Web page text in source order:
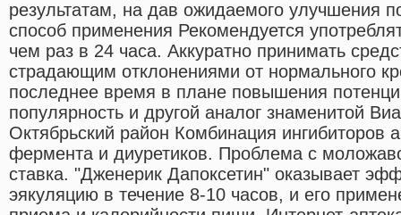
результатам, на дав ожидаемого улучшения
способ применения Рекомендуется
чем раз в 24 часа. Аккуратно принимать
страдающим отклонениями от нормального
последнее время в плане повышения
популярность и другой аналог знаменитой
Октябрьский район Комбинация ингибиторов
фермента и диуретиков. Проблема с
ставка. "Дженерик Дапоксетин" оказывает
эякуляцию в течение 8-10 часов, и его